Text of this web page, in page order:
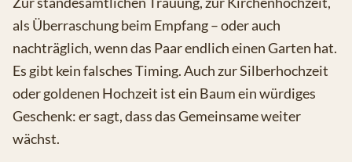
als Überraschung beim Empfang – oder auch
nachträglich, wenn das Paar endlich einen Garten hat.
Es gibt kein falsches Timing. Auch zur Silberhochzeit
oder goldenen Hochzeit ist ein Baum ein würdiges
Geschenk: er sagt, dass das Gemeinsame weiter
wächst.